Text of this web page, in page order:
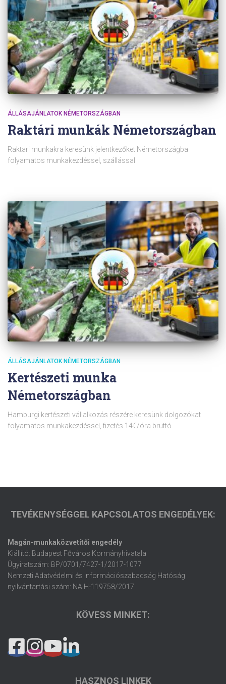
ÁLLÁSAJÁNLATOK NÉMETORSZÁGBAN
Raktári munkák Németországban
Raktari munkakra keresünk jelentkezőket Németországba
folyamatos munkakezdéssel, szállással
ÁLLÁSAJÁNLATOK NÉMETORSZÁGBAN
Kertészeti munka
Németországban
Hamburgi kertészeti vállalkozás részére keresünk dolgozókat
folyamatos munkakezdéssel, fizetés 14€/óra bruttó
TEVÉKENYSÉGGEL KAPCSOLATOS ENGEDÉLYEK:
Magán-munkaközvetítői engedély
Kiállító: Budapest Főváros Kormányhivatala
Ügyiratszám: BP/0701/7427-1/2017-1077
Nemzeti Adatvédelmi és Információszabadság Hatóság
nyilvántartási szám: NAIH-119758/2017
KÖVESS MINKET:
HASZNOS LINKEK